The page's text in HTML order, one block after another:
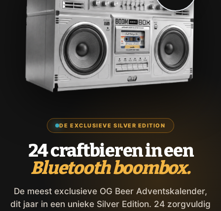
DE EXCLUSIEVE SILVER EDITION
24 craftbieren in een
Bluetooth boombox.
De meest exclusieve OG Beer Adventskalender,
dit jaar in een unieke Silver Edition. 24 zorgvuldig